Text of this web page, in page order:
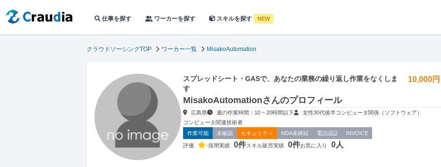
仕事を探す ワーカーを探す スキルを探す NEW
クラウドソーシングTOP ワーカー一覧 MisakoAutomation
スプレッドシート・GASで、あなたの業務の繰り返し作業をなくしま
す
10,000円
MisakoAutomationさんのプロフィール
広島県 週の作業時間：10 ~ 20時間以下 女性30代後半コンピュータ関係（ソフトウェア）
コンピュータ関連技術者
作業可能
未確認 セキュリティ NDA未締結 電話認証 INVOICE
評価 -採用実績 0件スキル販売実績 0件お気に入り 0人